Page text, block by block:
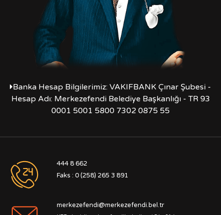
Banka Hesap Bilgilerimiz: VAKIFBANK Çınar Şubesi -
Hesap Adı: Merkezefendi Belediye Başkanlığı - TR 93
0001 5001 5800 7302 0875 55
444 8 662
Faks : 0 (258) 265 3 891
merkezefendi@merkezefendi.bel.tr